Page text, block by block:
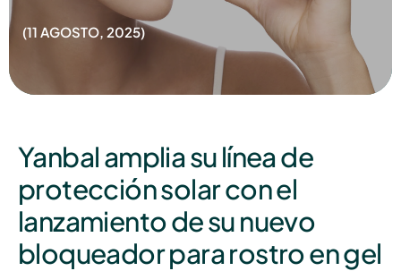
11 AGOSTO, 2025
Yanbal amplia su línea de
protección solar con el
lanzamiento de su nuevo
bloqueador para rostro en gel